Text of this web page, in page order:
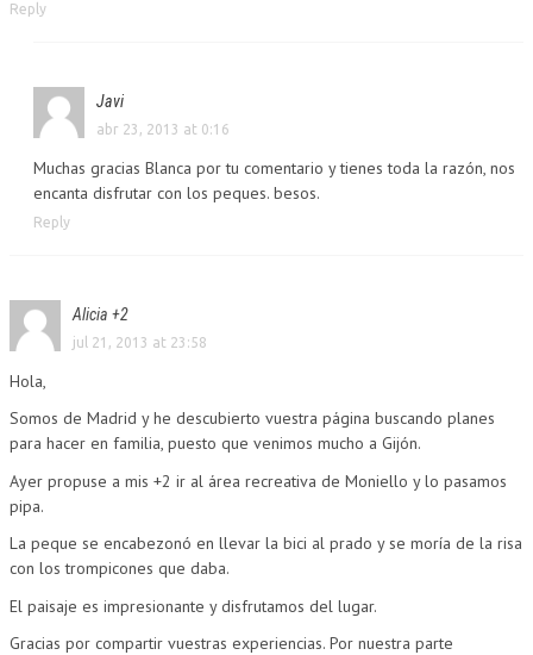
Reply
Javi
abr 23, 2013 at 0:16
Muchas gracias Blanca por tu comentario y tienes toda la razón, nos
encanta disfrutar con los peques. besos.
Reply
Alicia +2
jul 21, 2013 at 23:58
Hola,
Somos de Madrid y he descubierto vuestra página buscando planes
para hacer en familia, puesto que venimos mucho a Gijón.
Ayer propuse a mis +2 ir al área recreativa de Moniello y lo pasamos
pipa.
La peque se encabezonó en llevar la bici al prado y se moría de la risa
con los trompicones que daba.
El paisaje es impresionante y disfrutamos del lugar.
Gracias por compartir vuestras experiencias. Por nuestra parte